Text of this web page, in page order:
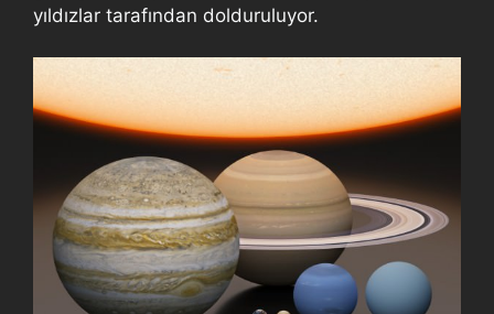
yıldızlar tarafından dolduruluyor.